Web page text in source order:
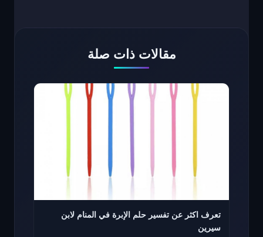
مقالات ذات صلة
تعرف اكثر عن تفسير حلم الإبرة في المنام لابن
سيرين